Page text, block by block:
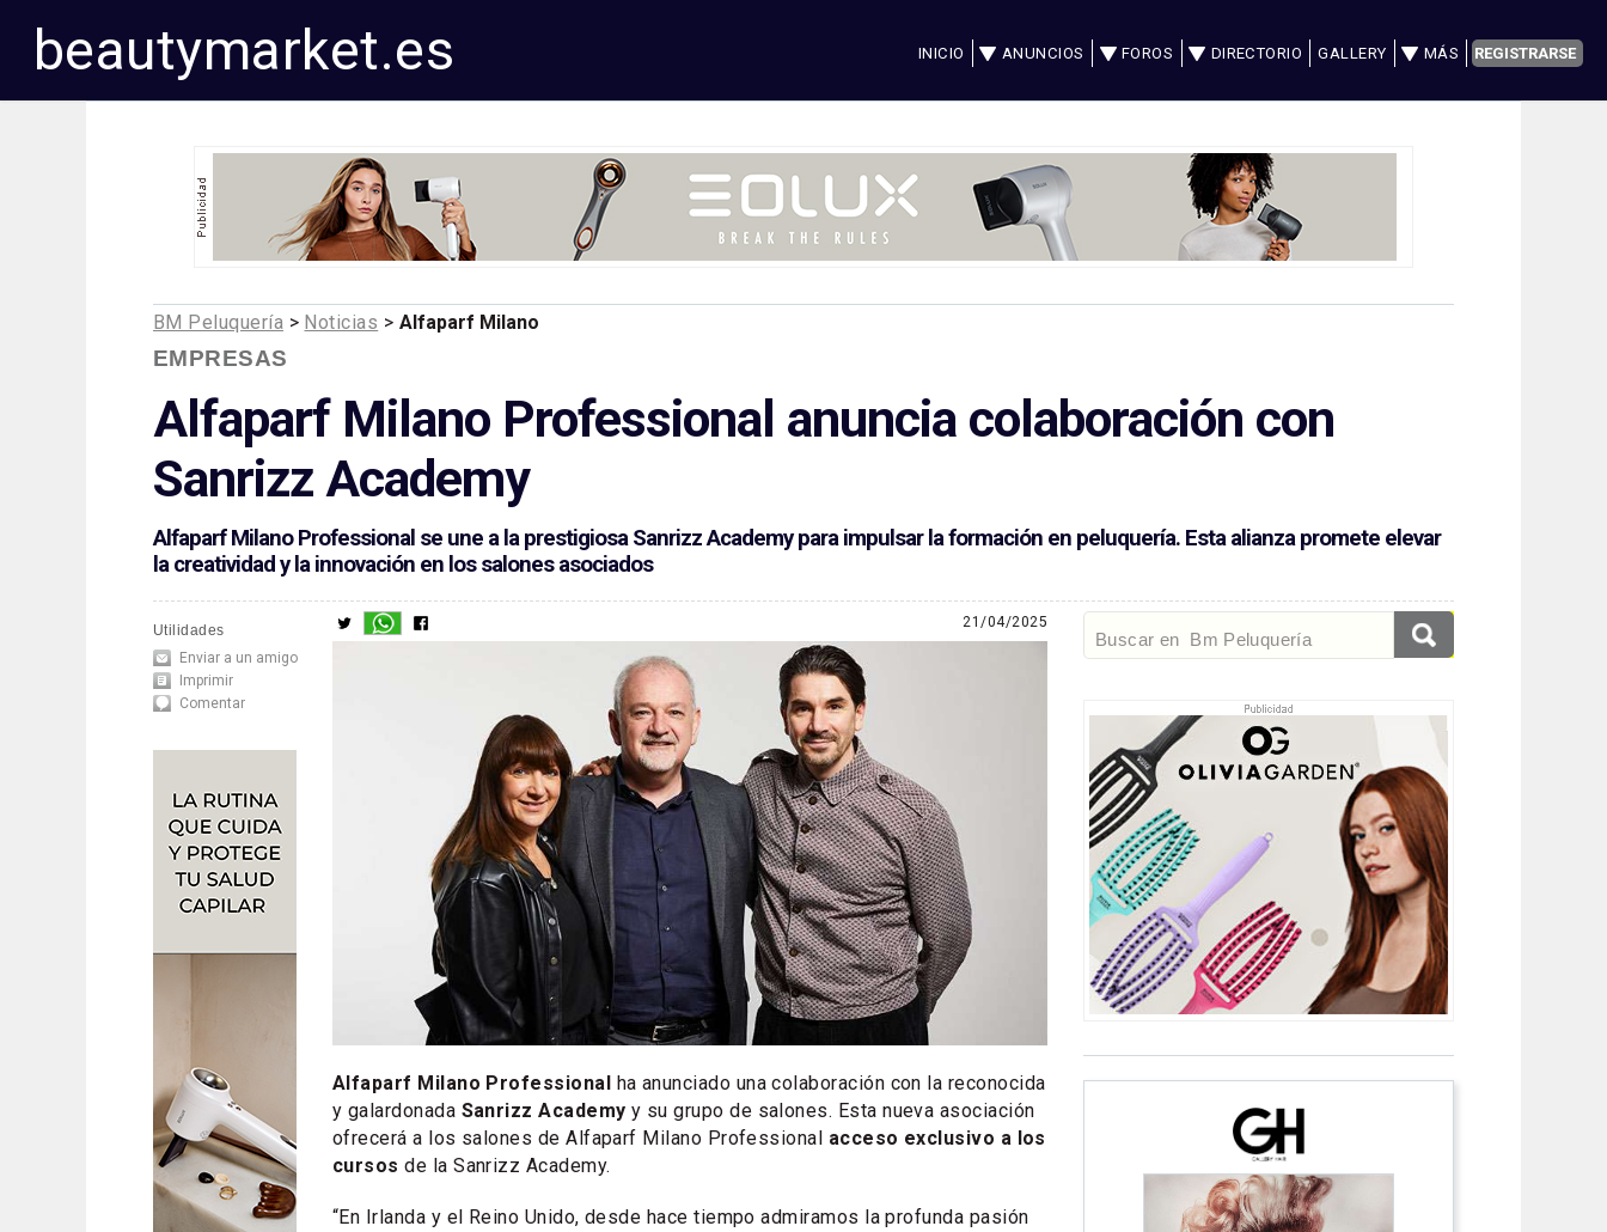
beautymarket.es INICIO ANUNCIOS FOROS DIRECTORIO GALLERY MÁS REGISTRARSE
BM Peluquería > Noticias > Alfaparf Milano
EMPRESAS
Alfaparf Milano Professional anuncia colaboración con
Sanrizz Academy
Alfaparf Milano Professional se une a la prestigiosa Sanrizz Academy para impulsar la formación en peluquería. Esta alianza promete elevar
la creatividad y la innovación en los salones asociados
Utilidades
Enviar a un amigo
Imprimir
Comentar
21/04/2025
Alfaparf Milano Professional ha anunciado una colaboración con la reconocida
y galardonada Sanrizz Academy y su grupo de salones. Esta nueva asociación
ofrecerá a los salones de Alfaparf Milano Professional acceso exclusivo a los
cursos de la Sanrizz Academy.
“En Irlanda y el Reino Unido, desde hace tiempo admiramos la profunda pasión